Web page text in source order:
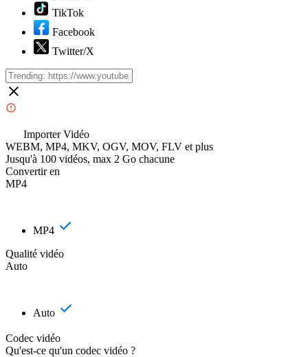
TikTok
Facebook
Twitter/X
Importer Vidéo
WEBM, MP4, MKV, OGV, MOV, FLV et plus
Jusqu'à 100 vidéos, max 2 Go chacune
Convertir en
MP4
MP4
Qualité vidéo
Auto
Auto
Codec vidéo
Qu'est-ce qu'un codec vidéo ?